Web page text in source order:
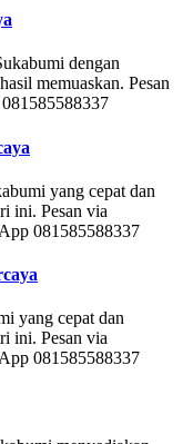
dengan
memuaskan. Pesan
yang cepat dan
ini. Pesan via
081585588337
yang cepat dan
ini. Pesan via
081585588337